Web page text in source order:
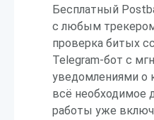
Бесплатный
с любым
проверка битых
Telegram-бот с
уведомлениями о
всё необходимое
работы уже